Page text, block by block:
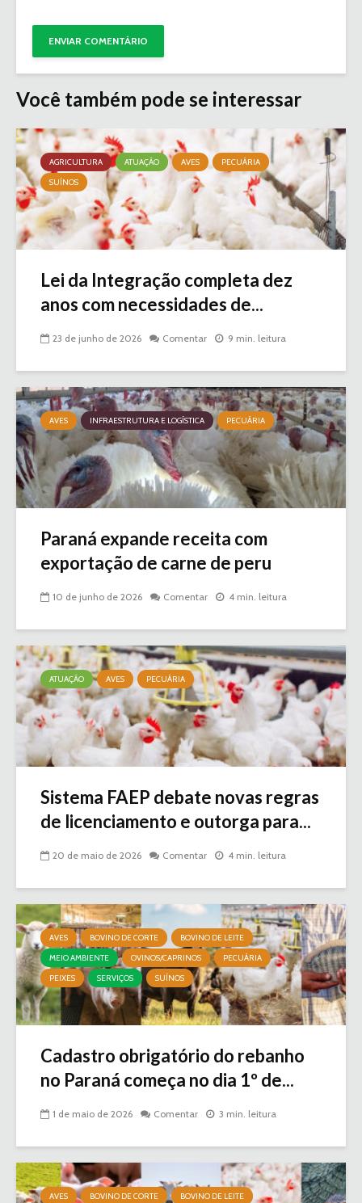
Você também pode se interessar
AGRICULTURA ATUAÇÃO AVES
PECUÁRIA
SUÍNOS
Lei da Integração completa dez
anos com necessidades de...
23 de junho de 2026 Comentar 9 min. leitura
AVES INFRAESTRUTURA E LOGÍSTICA PECUÁRIA
Paraná expande receita com
exportação de carne de peru
10 de junho de 2026 Comentar 4 min. leitura
ATUAÇÃO AVES PECUÁRIA
Sistema FAEP debate novas regras
de licenciamento e outorga para...
20 de maio de 2026 Comentar 4 min. leitura
AVES BOVINO DE CORTE
BOVINO DE LEITE
MEIO AMBIENTE
OVINOS/CAPRINOS
PECUÁRIA
PEIXES
SERVIÇOS SUÍNOS
Cadastro obrigatório do rebanho
no Paraná começa no dia 1º de...
1 de maio de 2026 Comentar 3 min. leitura
AVES BOVINO DE CORTE
BOVINO DE LEITE